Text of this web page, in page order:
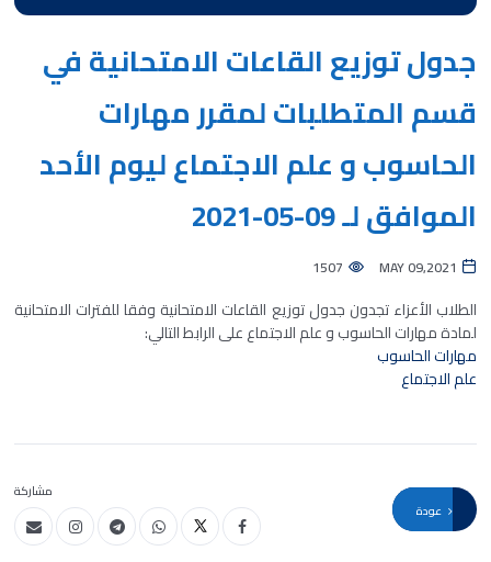
جدول توزيع القاعات الامتحانية في
قسم المتطلبات لمقرر مهارات
الحاسوب و علم الاجتماع ليوم الأحد
الموافق لـ 09-05-2021
MAY 09,2021
1507
الطلاب الأعزاء تجدون جدول توزيع القاعات الامتحانية وفقا للفترات الامتحانية
لمادة مهارات الحاسوب و علم الاجتماع على الرابط التالي:
مهارات الحاسوب
علم الاجتماع
مشاركة